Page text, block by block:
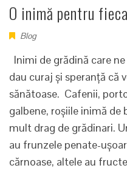
O inimă pentru
Blog
Inimi de grădină care
dau curaj și speranță că
sănătoase. Cafenii,
galbene, roșiile inimă
mult drag de grădinari.
au frunzele penate-
cărnoase, altele au